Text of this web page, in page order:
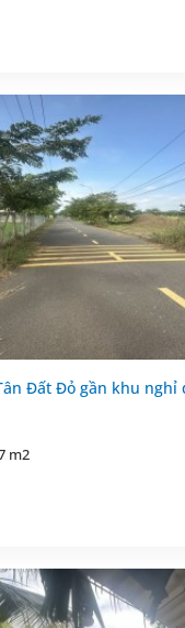
Đất Đỏ gần khu nghỉ
m2